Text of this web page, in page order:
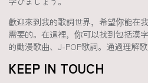
歡迎來到我的歌詞世界，希望你能在
需要的。在這裡，你可以找到包括漢
的動漫歌曲、J-POP歌詞。通過理解
KEEP IN TOUCH